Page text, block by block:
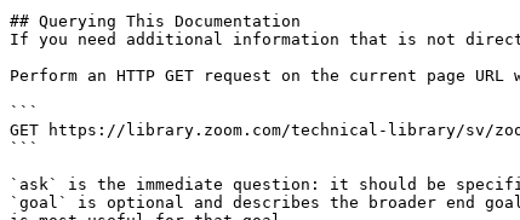
## Querying This Documentation
If you need additional information that is not
Perform an HTTP GET request on the current page
```
GET https://library.zoom.com/technical-library/sv/
```
`ask` is the immediate question: it should be
`goal` is optional and describes the broader end